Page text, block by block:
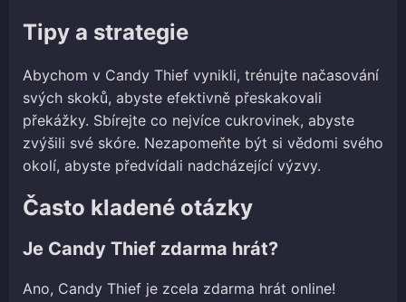
Tipy a strategie
Abychom v Candy Thief vynikli, trénujte načasování
svých skoků, abyste efektivně přeskakovali
překážky. Sbírejte co nejvíce cukrovinek, abyste
zvýšili své skóre. Nezapomeňte být si vědomi svého
okolí, abyste předvídali nadcházející výzvy.
Často kladené otázky
Je Candy Thief zdarma hrát?
Ano, Candy Thief je zcela zdarma hrát online!